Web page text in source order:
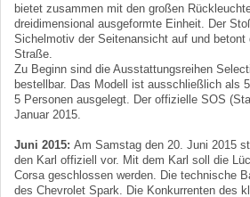
bietet zusammen mit den großen
dreidimensional ausgeformte Einheit. Der
Sichelmotiv der Seitenansicht auf und betont
Straße.
Zu Beginn sind die Ausstattungsreihen
bestellbar. Das Modell ist ausschließlich als
5 Personen ausgelegt. Der offizielle SOS
Januar 2015.
Juni 2015: Am Samstag den 20. Juni 2015
den Karl offiziell vor. Mit dem Karl soll die
Corsa geschlossen werden. Die technische
des Chevrolet Spark. Die Konkurrenten des